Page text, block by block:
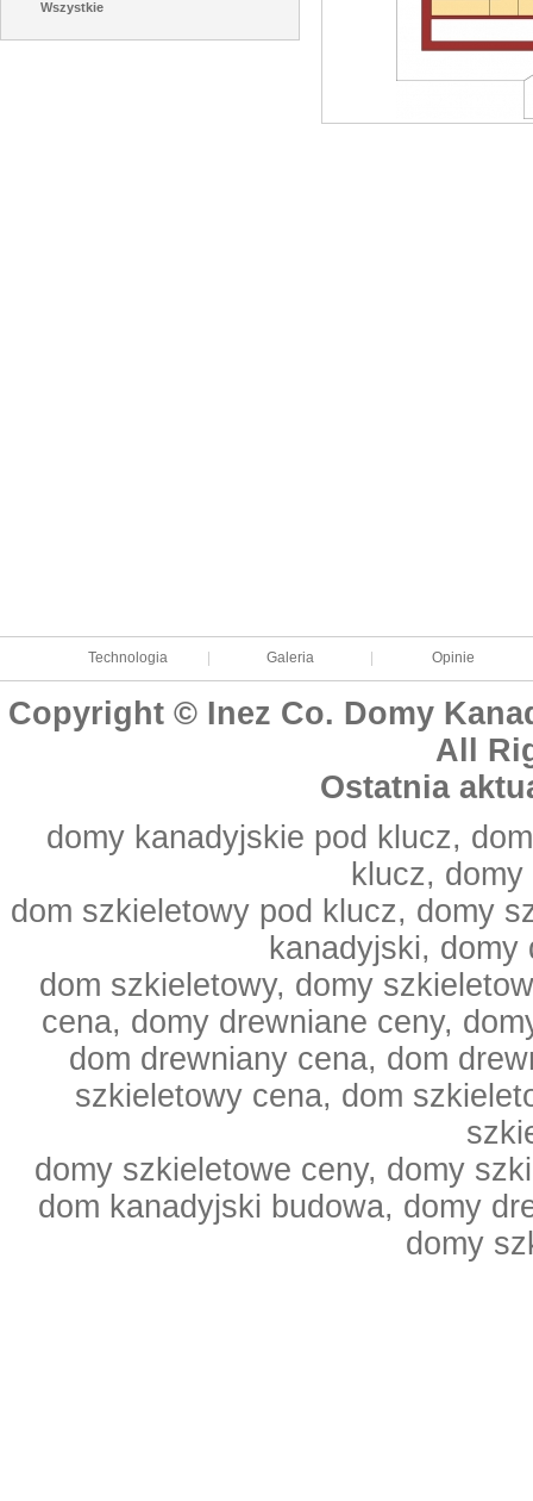
Technologia Galeria Opinie
Copyright © Inez Co. Domy
All
Ostatnia
domy kanadyjskie pod klucz,
klucz,
dom szkieletowy pod klucz, domy
kanadyjski, domy
dom szkieletowy, domy
cena, domy drewniane ceny,
dom drewniany cena, dom
szkieletowy cena, dom
domy szkieletowe ceny, domy
dom kanadyjski budowa, domy
domy